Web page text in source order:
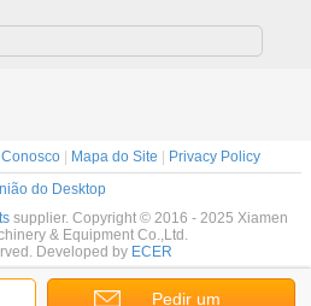
Pedir um
Conosco| Mapa do Site
Privacy Policy
do Desktop
supplier. Copyright © 2016 - 2025 Xiamen
& Equipment Co.,Ltd.
Developed by ECER